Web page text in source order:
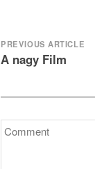
Post
PREVIOUS ARTICLE
A nagy Film